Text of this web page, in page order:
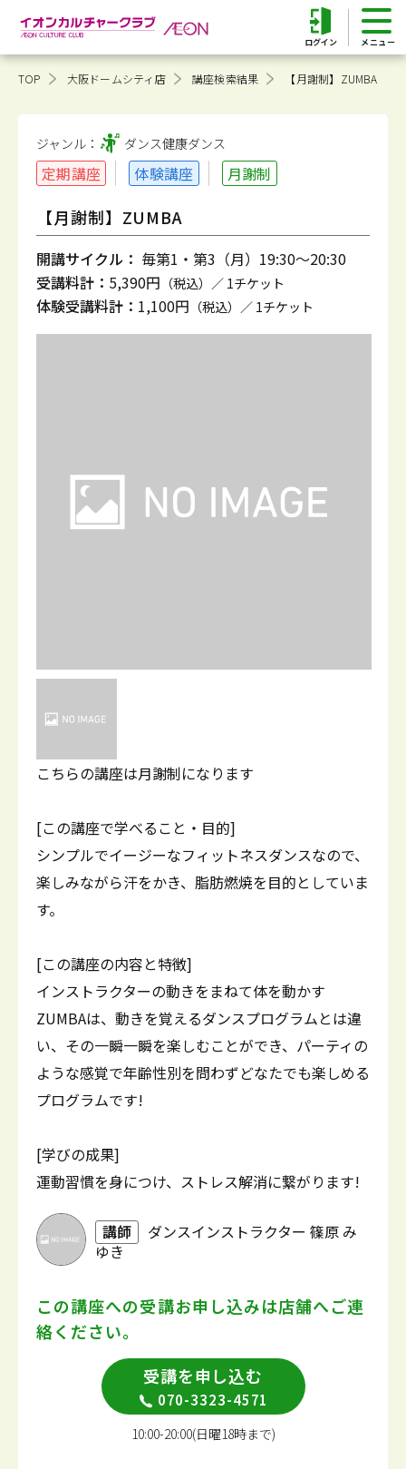
ログイン
TOP 大阪ドームシティ店 講座検索結果 【月謝制】ZUMBA
ジャンル： ダンス健康ダンス
定期講座 体験講座 月謝制
【月謝制】ZUMBA
開講サイクル： 毎第1・第3（月）19:30～20:30
受講料計： 5,390円 （税込）／ 1チケット
体験受講料計： 1,100円 （税込）／ 1チケット
こちらの講座は月謝制になります
[この講座で学べること・目的]
シンプルでイージーなフィットネスダンスなので、
楽しみながら汗をかき、脂肪燃焼を目的としていま
す。
[この講座の内容と特徴]
インストラクターの動きをまねて体を動かす
ZUMBAは、動きを覚えるダンスプログラムとは違
い、その一瞬一瞬を楽しむことができ、パーティの
ような感覚で年齢性別を問わずどなたでも楽しめる
プログラムです!
[学びの成果]
運動習慣を身につけ、ストレス解消に繋がります!
講師
ダンスインストラクター 篠原 み
ゆき
この講座への受講お申し込みは店舗へご連
絡ください。
受講を申し込む
070-3323-4571
10:00-20:00(日曜18時まで)